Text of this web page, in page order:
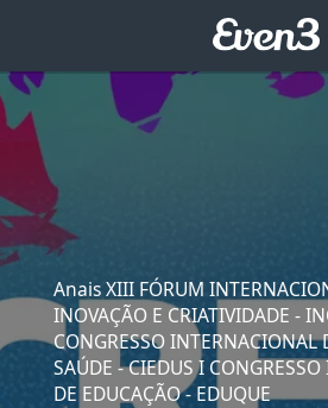
Anais XIII FÓRUM
INOVAÇÃO E CRIATIVIDADE -
CONGRESSO INTERNACIONAL
SAÚDE - CIEDUS I
DE EDUCAÇÃO - EDUQUE